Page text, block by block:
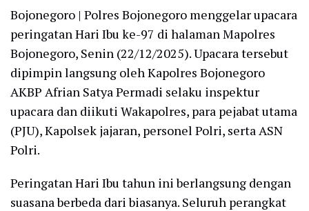
Bojonegoro | Polres Bojonegoro menggelar upacara
peringatan Hari Ibu ke-97 di halaman Mapolres
Bojonegoro, Senin (22/12/2025). Upacara tersebut
dipimpin langsung oleh Kapolres Bojonegoro
AKBP Afrian Satya Permadi selaku inspektur
upacara dan diikuti Wakapolres, para pejabat utama
(PJU), Kapolsek jajaran, personel Polri, serta ASN
Polri.
Peringatan Hari Ibu tahun ini berlangsung dengan
suasana berbeda dari biasanya. Seluruh perangkat